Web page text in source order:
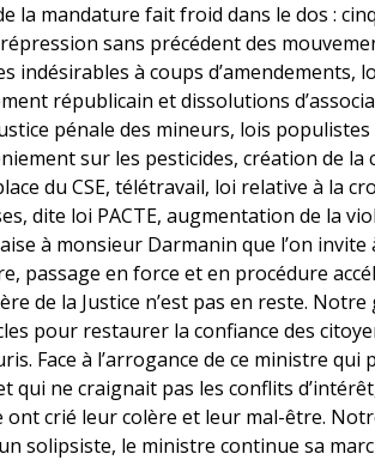
la mandature fait froid dans le dos :
sans précédent des
indésirables à coups d’amendements,
républicain et dissolutions
pénale des mineurs, lois
sur les pesticides, création de la
du CSE, télétravail, loi relative à la
dite loi PACTE, augmentation de la
à monsieur Darmanin que l’on
passage en force et en procédure
de la Justice n’est pas en reste.
pour restaurer la confiance des
Face à l’arrogance de ce ministre qui
qui ne craignait pas les conflits
ont crié leur colère et leur mal-être.
solipsiste, le ministre continue sa